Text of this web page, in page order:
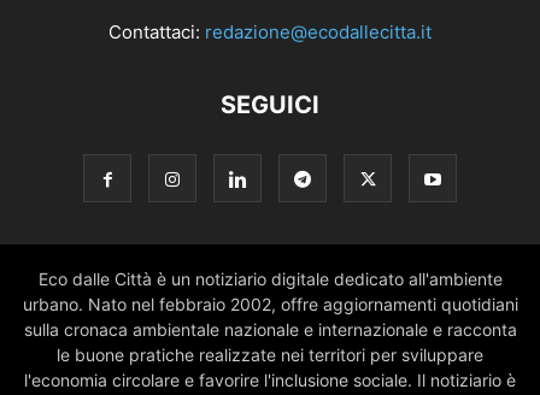
Contattaci: redazione@ecodallecitta.it
SEGUICI
Eco dalle Città è un notiziario digitale dedicato all'ambiente
urbano. Nato nel febbraio 2002, offre aggiornamenti quotidiani
sulla cronaca ambientale nazionale e internazionale e racconta
le buone pratiche realizzate nei territori per sviluppare
l'economia circolare e favorire l'inclusione sociale. Il notiziario è